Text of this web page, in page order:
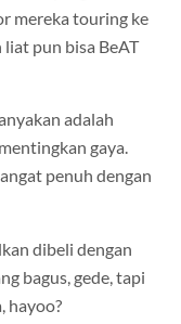
mereka touring ke
liat pun bisa BeAT
adalah
gaya.
penuh dengan
dibeli dengan
bagus, gede, tapi
hayoo?